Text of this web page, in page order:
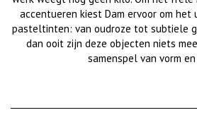
accentueren kiest Dam ervoor om
pasteltinten: van oudroze tot subtiele
dan ooit zijn deze objecten niets
samenspel van vorm